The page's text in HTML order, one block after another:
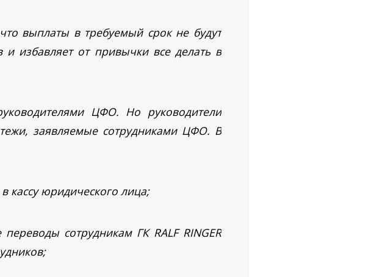
выплаты в требуемый срок не будут
и избавляет от привычки все делать в
ЦФО. Но руководители
заявляемые сотрудниками ЦФО. В
кассу юридического лица;
сотрудникам ГК RALF RINGER